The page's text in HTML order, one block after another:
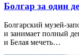
Болгар за один
Болгарский музей-
и занимает полный
и Белая мечеть…